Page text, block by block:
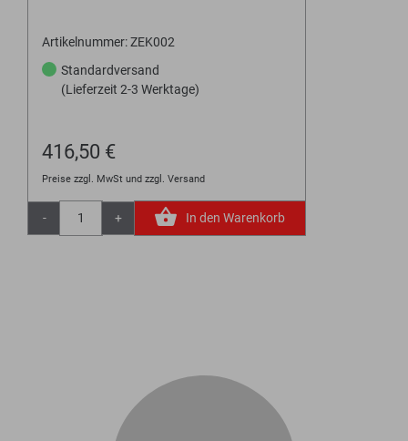
Artikelnummer: ZEK002
Standardversand
(Lieferzeit 2-3 Werktage)
416,50 €
Preise zzgl. MwSt und zzgl. Versand
- + In den Warenkorb